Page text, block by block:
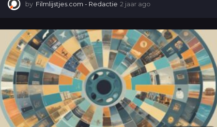
by Filmlijstjes.com - Redactie 2 jaar ago
a
r
a
g
o